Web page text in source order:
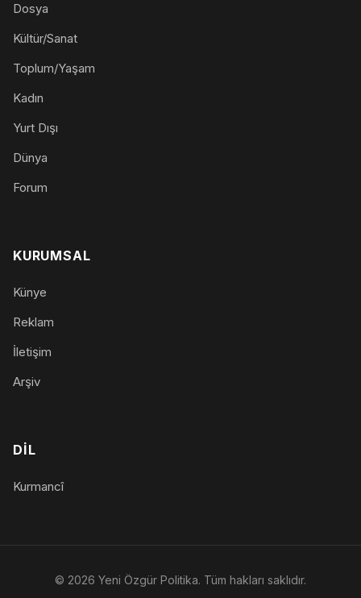
Dosya
Kültür/Sanat
Toplum/Yaşam
Kadın
Yurt Dışı
Dünya
Forum
KURUMSAL
Künye
Reklam
İletişim
Arşiv
DIL
Kurmancî
© 2026 Yeni Özgür Politika. Tüm hakları saklıdır.